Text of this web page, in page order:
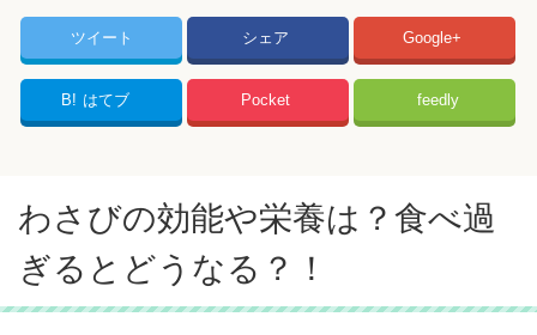
ツイート シェア Google+
B! はてブ Pocket feedly
わさびの効能や栄養は？食べ過
ぎるとどうなる？！